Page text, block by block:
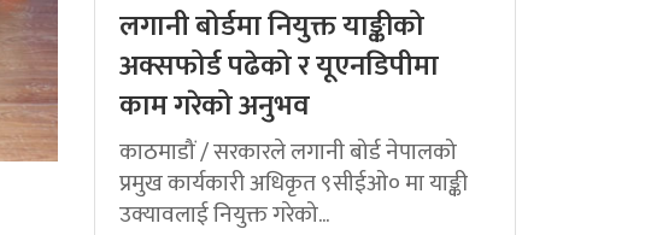
लगानी बोर्डमा नियुक्त याङ्कीको
अक्सफोर्ड पढेको र यूएनडिपीमा
काम गरेको अनुभव
काठमाडौं / सरकारले लगानी बोर्ड नेपालको
प्रमुख कार्यकारी अधिकृत ९सीईओ० मा याङ्की
उक्यावलाई नियुक्त गरेको...